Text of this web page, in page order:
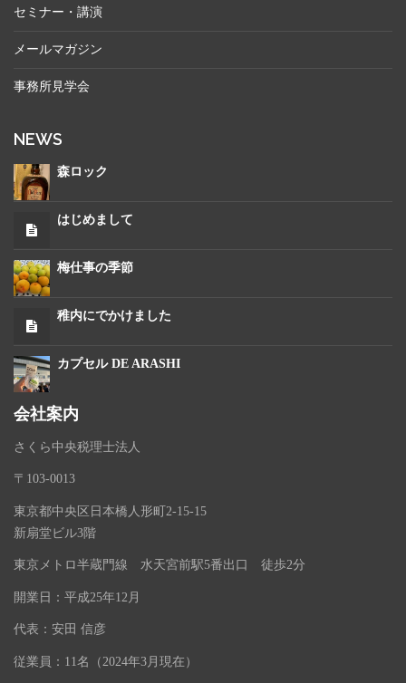
セミナー・講演
メールマガジン
事務所見学会
NEWS
森ロック
はじめまして
梅仕事の季節
稚内にでかけました
カプセル DE ARASHI
会社案内
さくら中央税理士法人
〒103-0013
東京都中央区日本橋人形町2-15-15
新扇堂ビル3階
東京メトロ半蔵門線 水天宮前駅5番出口 徒歩2分
開業日：平成25年12月
代表：安田 信彦
従業員：11名（2024年3月現在）